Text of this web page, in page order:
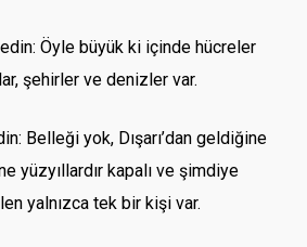
Öyle büyük ki içinde hücreler
şehirler ve denizler var.
Belleği yok, Dışarı’dan geldiğine
yüzyıllardır kapalı ve şimdiye
yalnızca tek bir kişi var.